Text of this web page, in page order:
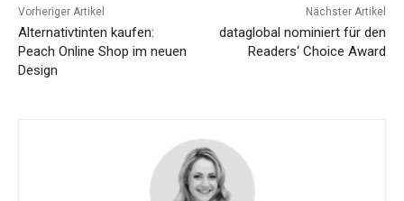
Vorheriger Artikel
Alternativtinten kaufen:
Peach Online Shop im neuen
Design
Nächster Artikel
dataglobal nominiert für den
Readers‘ Choice Award